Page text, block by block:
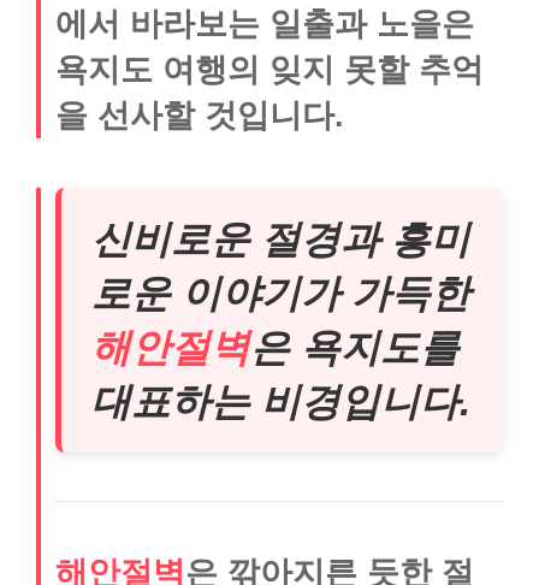
에서 바라보는 일출과 노을은
욕지도 여행의 잊지 못할 추억
을 선사할 것입니다.
신비로운 절경과 흥미
로운 이야기가 가득한
해안절벽은 욕지도를
대표하는 비경입니다.
해안절벽은 깎아지른 듯한 절